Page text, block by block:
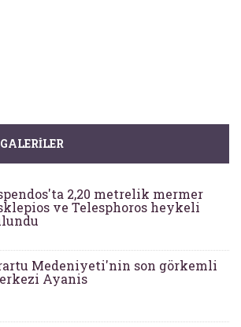
2,20 metrelik mermer
ve Telesphoros heykeli
Medeniyeti'nin son görkemli
Ayanis